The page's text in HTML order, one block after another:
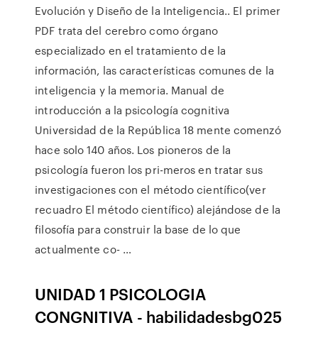
Evolución y Diseño de la Inteligencia.. El primer
PDF trata del cerebro como órgano
especializado en el tratamiento de la
información, las características comunes de la
inteligencia y la memoria. Manual de
introducción a la psicología cognitiva
Universidad de la República 18 mente comenzó
hace solo 140 años. Los pioneros de la
psicología fueron los pri-meros en tratar sus
investigaciones con el método científico(ver
recuadro El método científico) alejándose de la
filosofía para construir la base de lo que
actualmente co- …
UNIDAD 1 PSICOLOGIA
CONGNITIVA - habilidadesbg025